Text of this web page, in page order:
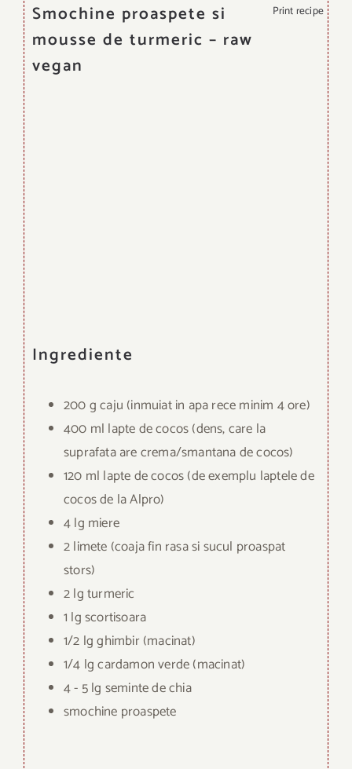
Smochine proaspete si
mousse de turmeric – raw
vegan
Print recipe
Ingrediente
200 g caju (inmuiat in apa rece minim 4 ore)
400 ml lapte de cocos (dens, care la
suprafata are crema/smantana de cocos)
120 ml lapte de cocos (de exemplu laptele de
cocos de la Alpro)
4 lg miere
2 limete (coaja fin rasa si sucul proaspat
stors)
2 lg turmeric
1 lg scortisoara
1/2 lg ghimbir (macinat)
1/4 lg cardamon verde (macinat)
4 - 5 lg seminte de chia
smochine proaspete